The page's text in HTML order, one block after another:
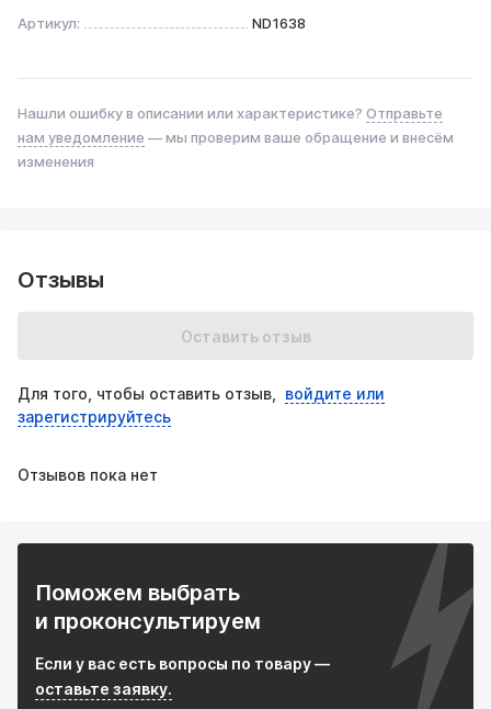
Артикул: ND1638
Нашли ошибку в описании или характеристике? Отправьте
нам уведомление — мы проверим ваше обращение и внесём
изменения
Отзывы
Оставить отзыв
Для того, чтобы оставить отзыв, войдите или
зарегистрируйтесь
Отзывов пока нет
Поможем выбрать
и проконсультируем
Если у вас есть вопросы по товару —
оставьте заявку.